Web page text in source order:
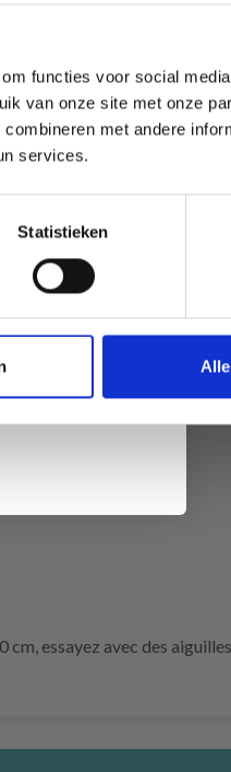
functies voor social
van onze site met onze
met andere
services.
Statistieken
cm dans chaque taille.
essayez avec des
à notre
!
!
over onze